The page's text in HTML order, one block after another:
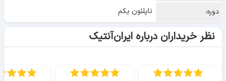
دوره:
ناپلئون یکم
نظر خریداران درباره ایران‌آنتیک